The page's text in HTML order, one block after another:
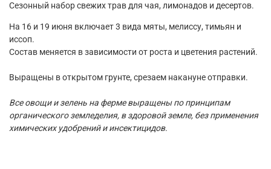
Сезонный набор свежих трав для чая, лимонадов и десертов.
На 16 и 19 июня включает 3 вида мяты, мелиссу, тимьян и
иссоп.
Состав меняется в зависимости от роста и цветения растений.
Выращены в открытом грунте, срезаем накануне отправки.
Все овощи и зелень на ферме выращены по принципам
органического земледелия, в здоровой земле, без применения
химических удобрений и инсектицидов.